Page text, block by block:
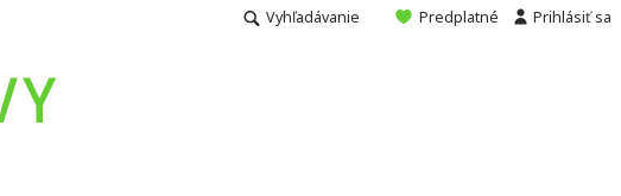
Vyhľadávanie Predplatné Prihlásiť sa